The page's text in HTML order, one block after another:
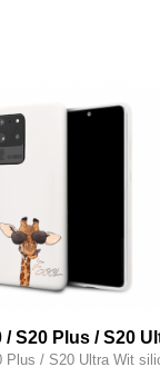
S20 Plus / S20
Plus / S20 Ultra Wit